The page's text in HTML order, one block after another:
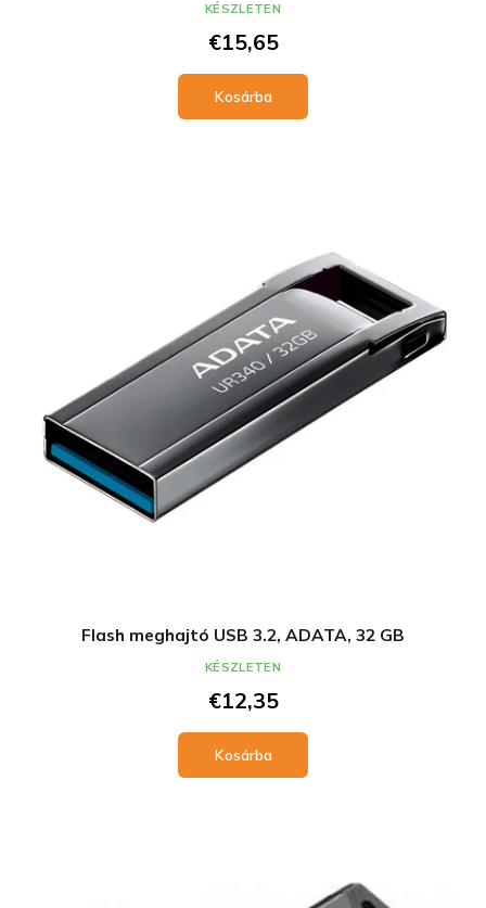
€15,65
Kosárba
KÉSZLETEN
Flash meghajtó USB 3.2, ADATA, 32 GB
€12,35
Kosárba
KÉSZLETEN